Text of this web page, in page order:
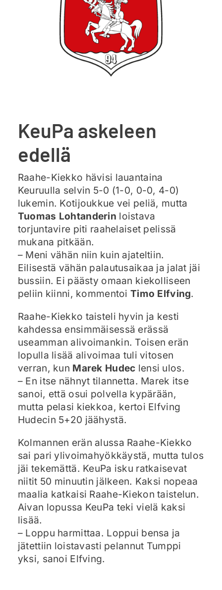
Ajankohtaista
KeuPa askeleen
edellä
Raahe-Kiekko hävisi lauantaina
Keuruulla selvin 5-0 (1-0, 0-0, 4-0)
lukemin. Kotijoukkue vei peliä, mutta
Tuomas Lohtanderin loistava
torjuntavire piti raahelaiset pelissä
mukana pitkään.
– Meni vähän niin kuin ajateltiin.
Eilisestä vähän palautusaikaa ja jalat jäi
bussiin. Ei päästy omaan kiekolliseen
peliin kiinni, kommentoiTimo Elfving.
Raahe-Kiekko taisteli hyvin ja kesti
kahdessa ensimmäisessä erässä
useamman alivoimankin. Toisen erän
lopulla lisää alivoimaa tuli vitosen
verran, kun Marek Hudec lensi ulos.
– En itse nähnyt tilannetta. Marek itse
sanoi, että osui polvella kypärään,
mutta pelasi kiekkoa, kertoi Elfving
Hudecin 5+20 jäähystä.
Kolmannen erän alussa Raahe-Kiekko
sai pari ylivoimahyökkäystä, mutta tulos
jäi tekemättä. KeuPa isku ratkaisevat
niitit 50 minuutin jälkeen. Kaksi nopeaa
maalia katkaisi Raahe-Kiekon taistelun.
Aivan lopussa KeuPa teki vielä kaksi
lisää.
– Loppu harmittaa. Loppui bensa ja
jätettiin loistavasti pelannut Tumppi
yksi, sanoi Elfving.